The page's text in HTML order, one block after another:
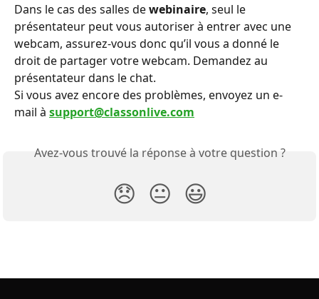
Dans le cas des salles de webinaire, seul le
présentateur peut vous autoriser à entrer avec une
webcam, assurez-vous donc qu’il vous a donné le
droit de partager votre webcam. Demandez au
présentateur dans le chat.
Si vous avez encore des problèmes, envoyez un e-
mail à support@classonlive.com
Avez-vous trouvé la réponse à votre question ?
😞 😐 😃